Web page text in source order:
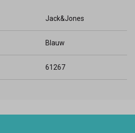
Jack&Jones
Blauw
61267